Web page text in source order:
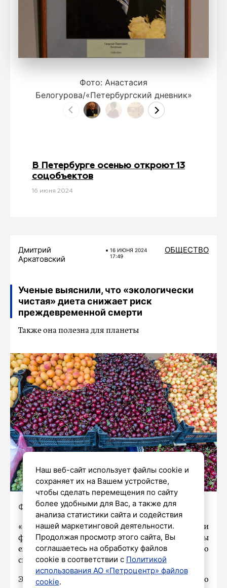
Фото: Анастасия
Белогурова/«Петербургский дневник»
В Петербурге осенью откроют 13
соцобъектов
16 июня 2024
Дмитрий
Аркатовский
16 ИЮНЯ 2024
17:49
ОБЩЕСТВО
Ученые выяснили, что «экологически
чистая» диета снижает риск
преждевременной смерти
Также она полезна для планеты
Фото: Олег Золото/«Петербургский дневник»
«Экологически чистая» диета, где овощи и
фрукты составляют не менее половины
ежедневного рациона человека, существенно
снижает риск преждевременной смерти.
Это утверждают учёные из Гарвардского
Наш веб-сайт использует файлы cookie и
сохраняет их на Вашем устройстве,
чтобы сделать перемещения по сайту
более удобными для Вас, а также для
анализа статистики сайта и содействия
нашей маркетинговой деятельности.
Продолжая просмотр этого сайта, Вы
соглашаетесь на обработку файлов
cookie в соответствии с Политикой
использования АО «Петроцентр» файлов
cookie.